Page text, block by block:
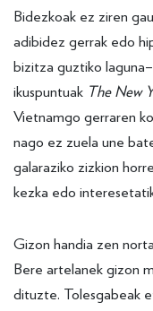
Bidezkoak ez ziren
adibidez gerrak edo
bizitza guztiko
ikuspuntuak The New
Vietnamgo gerraren
nago ez zuela une
galaraziko zizkion
kezka edo
Gizon handia zen
Bere artelanek gizon
dituzte. Tolesgabeak